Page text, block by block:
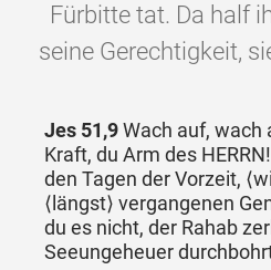
Fürbitte tat. Da half
seine Gerechtigkeit,
Jes 51,9Wach auf, wach
Kraft, du Arm des
den Tagen der Vorzeit,
⟨längst⟩ vergangenen
du es nicht, der Rahab
Seeungeheuer